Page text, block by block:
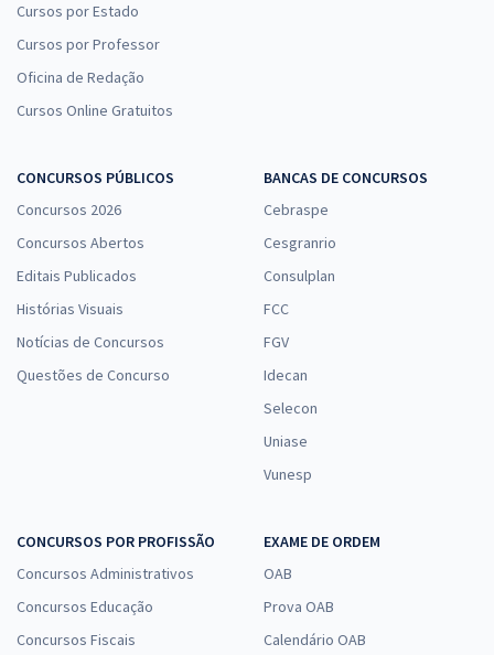
IGP RS - Instituto Geral de Perícias do Rio Grande do Sul - Técnico em
Perícias - Curso Técnico em Enfermagem
Economize R$ 91,96 (-20%)
Criminal (Área 17) - Psicologia
à vista
R$31,99
Economize R$ 95,96 (-20%)
Comprar
IGP RS - Instituto Geral de Perícias do Rio Grande do Sul -
Conhecimentos Específicos para Técnico em Perícia
à vista
Cursos por Estado
Cursos por Professor
Oficina de Redação
Cursos Online Gratuitos
CONCURSOS PÚBLICOS
Concursos 2026
Concursos Abertos
Editais Publicados
Histórias Visuais
Notícias de Concursos
Questões de Concurso
BANCAS DE CONCURSOS
Cebraspe
Cesgranrio
Consulplan
FCC
FGV
Idecan
Selecon
Uniase
Vunesp
CONCURSOS POR PROFISSÃO
Concursos Administrativos
Concursos Educação
Concursos Fiscais
EXAME DE ORDEM
OAB
Prova OAB
Calendário OAB